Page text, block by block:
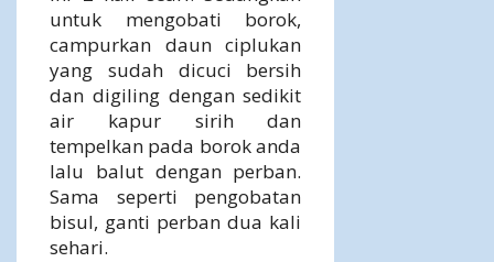
untuk mengobati borok,
campurkan daun ciplukan
yang sudah dicuci bersih
dan digiling dengan sedikit
air kapur sirih dan
tempelkan pada borok anda
lalu balut dengan perban.
Sama seperti pengobatan
bisul, ganti perban dua kali
sehari.